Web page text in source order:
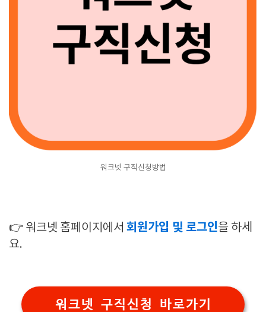
워크넷 구직신청방법
👉 워크넷 홈페이지에서 회원가입 및 로그인을 하세
요.
워크넷 구직신청 바로가기